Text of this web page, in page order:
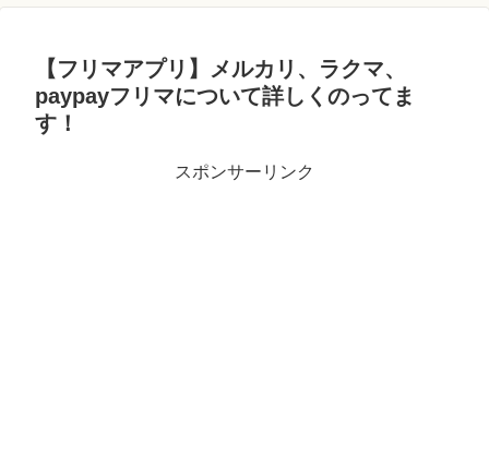
【フリマアプリ】メルカリ、ラクマ、
paypayフリマについて詳しくのってま
す！
スポンサーリンク